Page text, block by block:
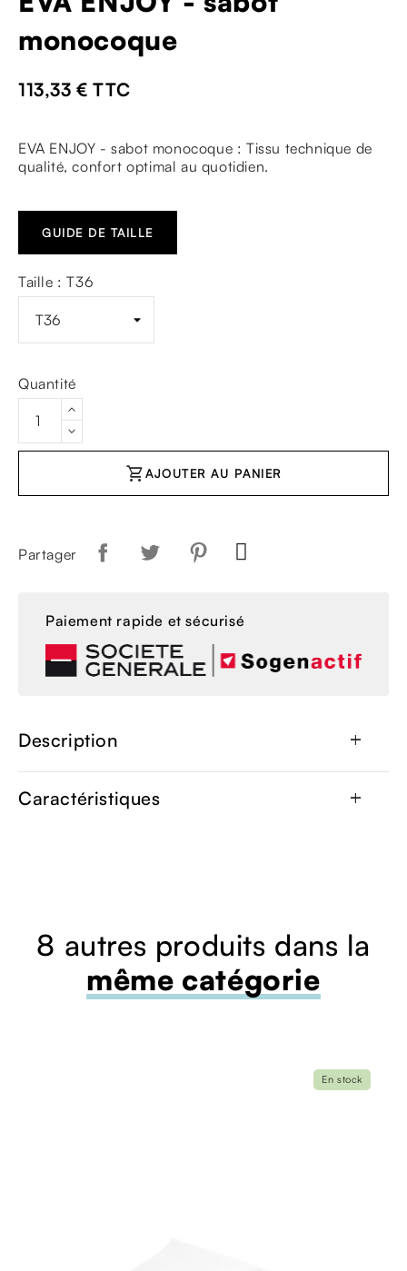
monocoque
113,33 €TTC
EVA ENJOY - sabot monocoque : Tissu technique de
qualité, confort optimal au quotidien.
GUIDE DE TAILLE
Taille : T36
Quantité
shopping_cartAJOUTER AU PANIER
Partager
Paiement rapide et sécurisé
Description add
Caractéristiques add
8 autres produits dans la
même catégorie
En stock